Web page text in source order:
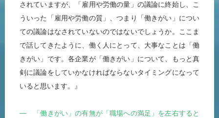
されていますが、「雇用や労働の量」の議論に終始し、こ
ういった「雇用や労働の質」、つまり「働きがい」につい
ての議論はなされていないのではないでしょうか。ここま
で話してきたように、働く人にとって、大事なことは「働
きがい」です。各企業が「働きがい」について、もっと真
剣に議論をしていかなければならないタイミングになって
いると思います。』
― 「働きがい」の有無が「職場への満足」を左右すると